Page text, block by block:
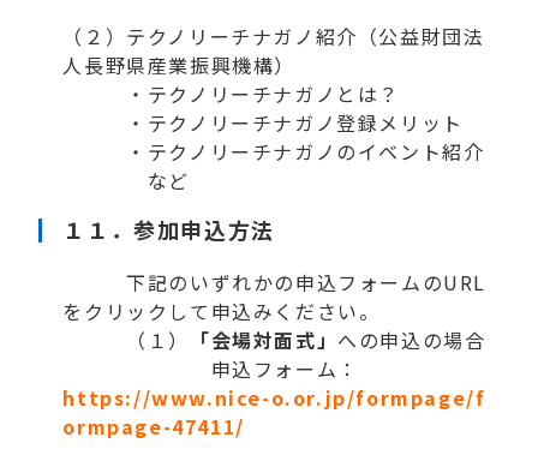
（２）テクノリーチナガノ紹介（公益財団法
人長野県産業振興機構）
・テクノリーチナガノとは？
・テクノリーチナガノ登録メリット
・テクノリーチナガノのイベント紹介
など
１１．参加申込方法
下記のいずれかの申込フォームのURL
をクリックして申込みください。
（１）
「会場対面式」 への申込の場合
申込フォーム：
https://www.nice-o.or.jp/formpage/f
ormpage-47411/